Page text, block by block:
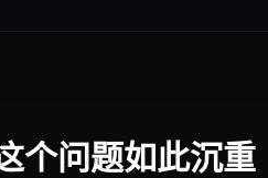
个问题如此沉重